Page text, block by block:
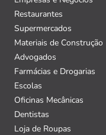
Restaurantes
Supermercados
Materiais de Construção
Advogados
Farmácias e Drogarias
Escolas
Oficinas Mecânicas
Dentistas
Loja de Roupas